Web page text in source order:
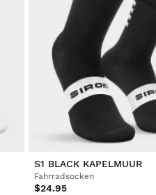
S1 BLACK KAPELMUUR
Fahrradsocken
$24.95